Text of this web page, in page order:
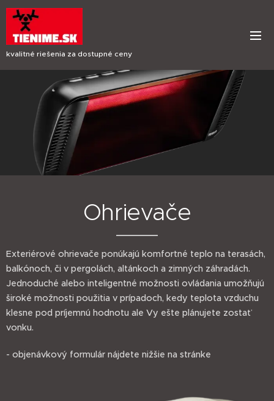
kvalitné riešenia za dostupné ceny
Ohrievače
Exteriérové ohrievače ponúkajú komfortné teplo na terasách,
balkónoch, či v pergolách, altánkoch a zimných záhradách.
Jednoduché alebo inteligentné možnosti ovládania umožňujú
široké možnosti použitia v prípadoch, kedy teplota vzduchu
klesne pod príjemnú hodnotu ale Vy ešte plánujete zostať
vonku.
- objenávkový formulár nájdete nižšie na stránke